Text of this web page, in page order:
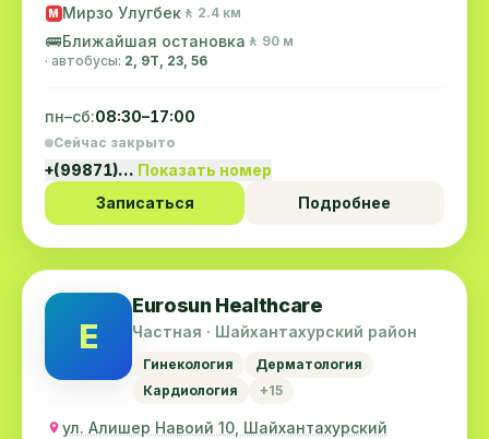
M Мирзо Улугбек 🚶 2.4 км
🚌Ближайшая остановка 🚶 90 м
· автобусы: 2, 9Т, 23, 56
пн–сб:08:30–17:00
Сейчас закрыто
+(99871)… Показать номер
Записаться
Подробнее
E
Eurosun Healthcare
Частная · Шайхантахурский район
Гинекология
Дерматология
Кардиология
+15
ул. Алишер Навоий 10, Шайхантахурский